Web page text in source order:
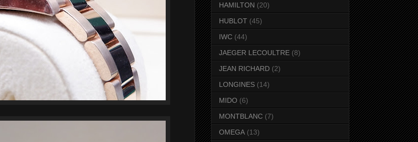
HAMILTON (20)
HUBLOT (45)
IWC (44)
JAEGER LECOULTRE (8)
JEAN RICHARD (2)
LONGINES (14)
MIDO (6)
MONTBLANC (7)
OMEGA (13)